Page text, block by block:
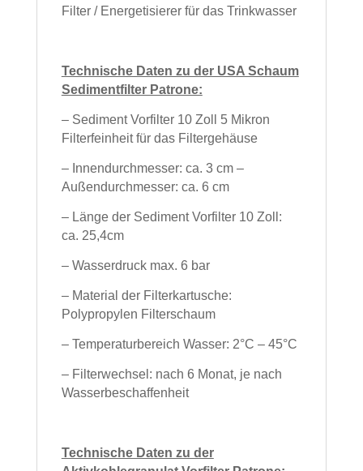
Filter / Energetisierer für das Trinkwasser
Technische Daten zu der USA Schaum
Sedimentfilter Patrone:
– Sediment Vorfilter 10 Zoll 5 Mikron
Filterfeinheit für das Filtergehäuse
– Innendurchmesser: ca. 3 cm –
Außendurchmesser: ca. 6 cm
– Länge der Sediment Vorfilter 10 Zoll:
ca. 25,4cm
– Wasserdruck max. 6 bar
– Material der Filterkartusche:
Polypropylen Filterschaum
– Temperaturbereich Wasser: 2°C – 45°C
– Filterwechsel: nach 6 Monat, je nach
Wasserbeschaffenheit
Technische Daten zu der